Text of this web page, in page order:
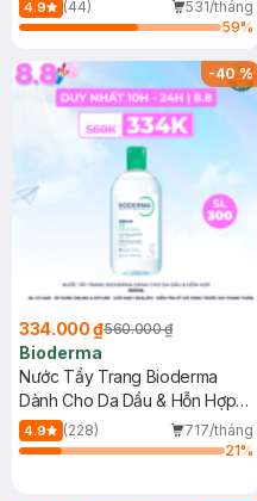
4.9 (44)
531/tháng
59%
-40%
334.000 ₫560.000 ₫
Bioderma
Nước Tẩy Trang Bioderma
Dành Cho Da Dầu & Hỗn Hợp
500ml
4.9 (228)
717/tháng
21%